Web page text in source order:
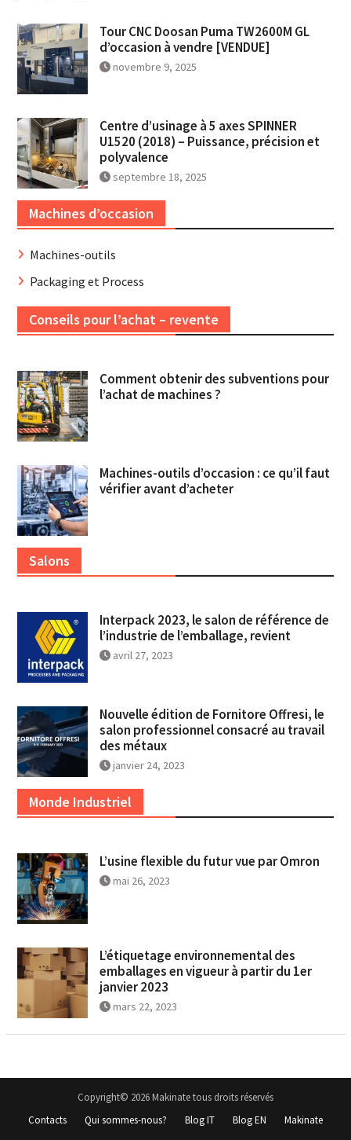
Tour CNC Doosan Puma TW2600M GL
d’occasion à vendre [VENDUE]
novembre 9, 2025
Centre d’usinage à 5 axes SPINNER
U1520 (2018) – Puissance, précision et
polyvalence
septembre 18, 2025
Machines d’occasion
Machines-outils
Packaging et Process
Conseils pour l’achat – revente
Comment obtenir des subventions pour
l’achat de machines ?
Machines-outils d’occasion : ce qu’il faut
vérifier avant d’acheter
Salons
Interpack 2023, le salon de référence de
l’industrie de l’emballage, revient
avril 27, 2023
Nouvelle édition de Fornitore Offresi, le
salon professionnel consacré au travail
des métaux
janvier 24, 2023
Monde Industriel
L’usine flexible du futur vue par Omron
mai 26, 2023
L’étiquetage environnemental des
emballages en vigueur à partir du 1er
janvier 2023
mars 22, 2023
Copyright© 2026 Makinate tous droits réservés
Contacts
Qui sommes-nous? Blog IT Blog EN
Makinate